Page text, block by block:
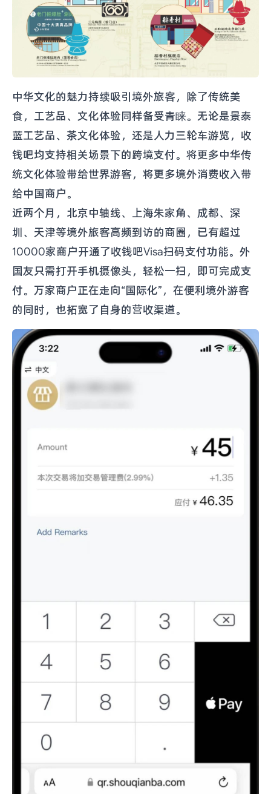
中华文化的魅力持续吸引境外旅客，除了传统美
食，工艺品、文化体验同样备受青睐。无论是景泰
蓝工艺品、茶文化体验，还是人力三轮车游览，收
钱吧均支持相关场景下的跨境支付。将更多中华传
统文化体验带给世界游客，将更多境外消费收入带
给中国商户。
近两个月，北京中轴线、上海朱家角、成都、深
圳、天津等境外旅客高频到访的商圈，已有超过
10000家商户开通了收钱吧Visa扫码支付功能。外
国友只需打开手机摄像头，轻松一扫，即可完成支
付。万家商户正在走向“国际化”，在便利境外游客
的同时，也拓宽了自身的营收渠道。